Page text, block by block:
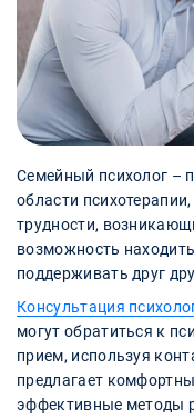
Семейный психолог –
области
трудности,
возможность
поддерживать друг
Консультация
могут обратиться к
прием, используя
предлагает
эффективные методы